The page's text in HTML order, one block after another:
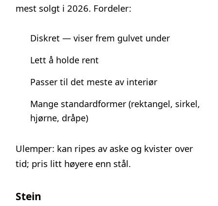
mest solgt i 2026. Fordeler:
Diskret — viser frem gulvet under
Lett å holde rent
Passer til det meste av interiør
Mange standardformer (rektangel, sirkel,
hjørne, dråpe)
Ulemper: kan ripes av aske og kvister over
tid; pris litt høyere enn stål.
Stein